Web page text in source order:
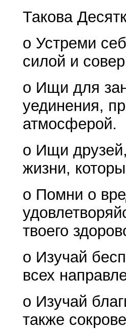
Такова
o Устреми
силой и
o Ищи для
уединения,
атмосферой.
o Ищи
жизни,
o Помни о
твоего
o Изучай
всех
o Изучай
также